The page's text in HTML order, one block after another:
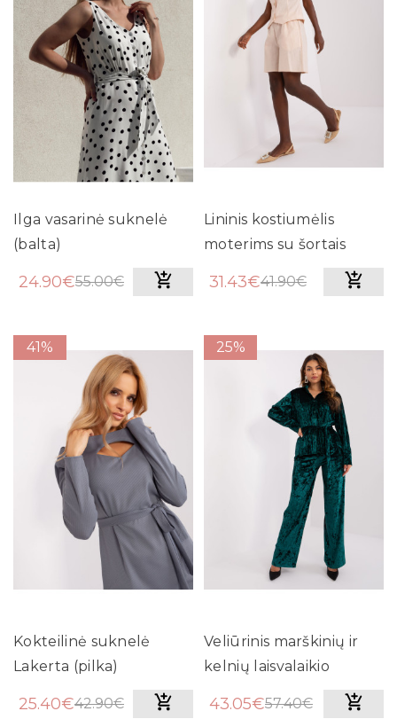
Ilga vasarinė suknelė
(balta)
24.90€55.00€
Lininis kostiumėlis
moterims su šortais
31.43€41.90€
41%
Kokteilinė suknelė
Lakerta (pilka)
25.40€42.90€
25%
Veliūrinis marškinių ir
kelnių laisvalaikio
43.05€57.40€